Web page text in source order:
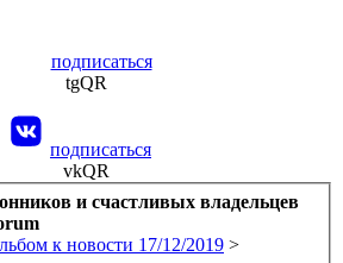
подписаться
подписаться
и счастливых владельцев
к новости 17/12/2019 >